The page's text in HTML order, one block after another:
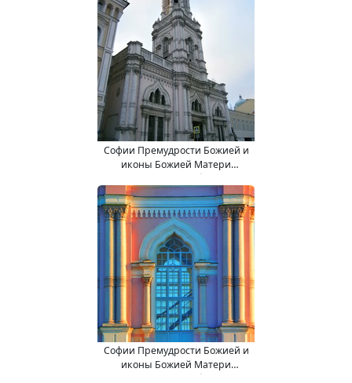
Софии Премудрости Божией и
иконы Божией Матери
"Взыскание погибших" (в
колокольне) храм.
Софии Премудрости Божией и
иконы Божией Матери